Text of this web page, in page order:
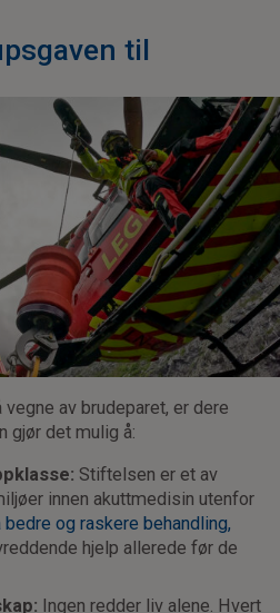
til
av brudeparet, er dere
gjør det mulig å:
Stiftelsen er et av
innen akuttmedisin utenfor
og raskere behandling,
hjelp allerede før de
Ingen redder liv alene. Hvert